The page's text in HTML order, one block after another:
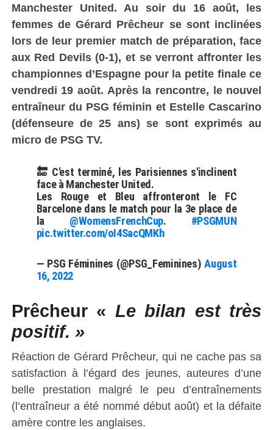
Manchester United. Au soir du 16 août, les
femmes de Gérard Prêcheur se sont inclinées
lors de leur premier match de préparation, face
aux Red Devils (0-1), et se verront affronter les
championnes d’Espagne pour la petite finale ce
vendredi 19 août. Après la rencontre, le nouvel
entraîneur du PSG féminin et Estelle Cascarino
(défenseure de 25 ans) se sont exprimés au
micro de PSG TV.
🔚 C'est terminé, les Parisiennes s'inclinent
face à Manchester United.
Les Rouge et Bleu affronteront le FC
Barcelone dans le match pour la 3e place de
la @WomensFrenchCup. #PSGMUN
pic.twitter.com/oI4SacQMKh
— PSG Féminines (@PSG_Feminines)August
16, 2022
Prêcheur « Le bilan est très
positif. »
Réaction de Gérard Prêcheur, qui ne cache pas sa
satisfaction à l’égard des jeunes, auteures d’une
belle prestation malgré le peu d’entraînements
(l’entraîneur a été nommé début août) et la défaite
amère contre les anglaises.